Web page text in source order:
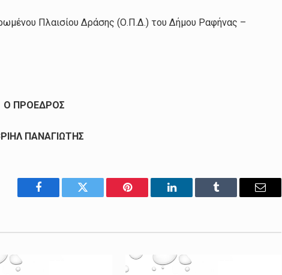
Πλαισίου Δράσης (Ο.Π.Δ.) του Δήμου Ραφήνας –
Ο ΠΡΟΕΔΡΟΣ
ΠΑΝΑΓΙΩΤΗΣ
Facebook Twitter Pinterest LinkedIn Tumblr Email